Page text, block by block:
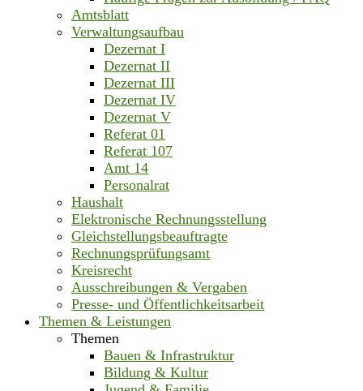
Amtsblatt
Verwaltungsaufbau
Dezernat I
Dezernat II
Dezernat III
Dezernat IV
Dezernat V
Referat 01
Referat 107
Amt 14
Personalrat
Haushalt
Elektronische Rechnungsstellung
Gleichstellungsbeauftragte
Rechnungsprüfungsamt
Kreisrecht
Ausschreibungen & Vergaben
Presse- und Öffentlichkeitsarbeit
Themen & Leistungen
Themen
Bauen & Infrastruktur
Bildung & Kultur